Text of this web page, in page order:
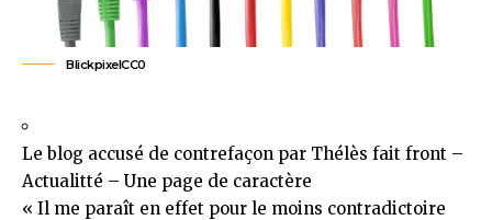
BlickpixelCC0
Le blog accusé de contrefaçon par Thélès fait front –
Actualitté – Une page de caractère
« Il me paraît en effet pour le moins contradictoire